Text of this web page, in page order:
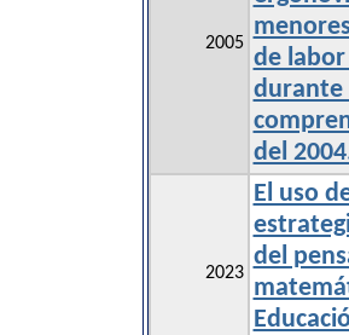
2005
de labor
durante
del
2023
El uso
del